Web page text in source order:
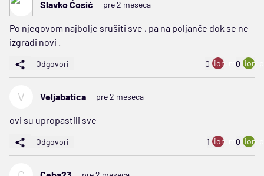
Slavko Ćosić pre 2 meseca
Po njegovom najbolje srušiti sve , pa na poljanče dok se ne
izgradi novi .
Odgovori 0 ion:minus
0
V Veljabatica pre 2 meseca
ovi su upropastili sve
Odgovori 1 ion:minus
0